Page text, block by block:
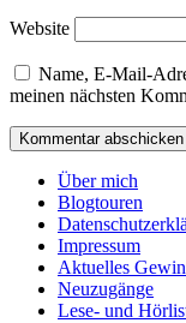
Website
Name, E-Mail-
meinen nächsten
Über mich
Blogtouren
Impressum
Aktuelles
Neuzugänge
Lese- und